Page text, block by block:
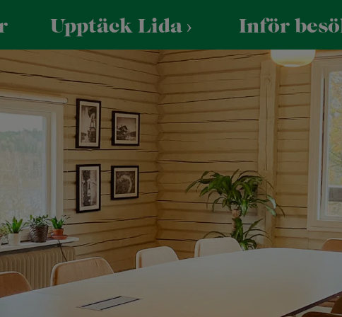
Upptäck Lida
UTFORSKA VIA KARTAN
Vattenaktiviteter
Friluftsbad
Kajak, kanot och SUP
Bastuflotte
Mat & fest
Lida
Bröllop och
Minnesstund
Inför
Praktiskt
Öppettider
Hitta hit
Parkering
Säkerhet och trivsel
Tillgänglighet
skola/förening
och förskola
och skolbesök
För företag
Företagsevent
Konferens